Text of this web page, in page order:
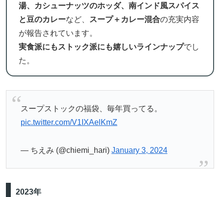
湯、カシューナッツのホッダ、南インド風スパイス
と豆のカレーなど、 スープ＋カレー混合の充実内容
が報告されています。
実食派にもストック派にも嬉しいラインナップでし
た。
スープストックの福袋、毎年買ってる。
pic.twitter.com/V1IXAelKmZ
— ちえみ (@chiemi_hari) January 3, 2024
2023年